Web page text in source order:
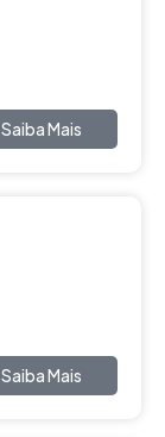
Saiba Mais
Saiba Mais